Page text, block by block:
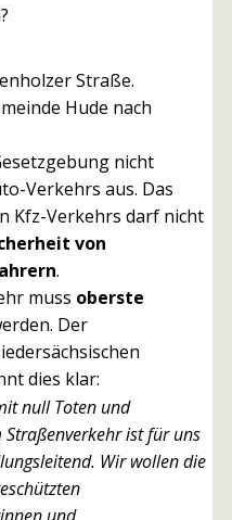
Straße.
Hude nach
nicht
Verkehrs aus. Das
Kfz-Verkehrs darf nicht
von
.
muss oberste
Der
dies klar:
null Toten und
Straßenverkehr ist für uns
Wir wollen die